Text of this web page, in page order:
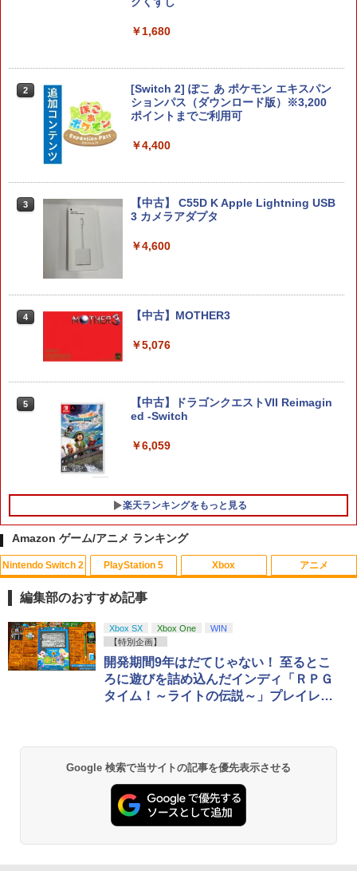
h 2 Edition/Switch2【日曜日以外即日発
送】※レターパック全国送料無料
-AAABA
ンス Switch2版(【初回封入特典】魔導
し騎士のスタートダッシュパック)
ィルム switch2 フィルム Switch2 ガラ
可 透明 ブルーライト カット 99％ FIRM
E
￥1,000
JDM：ジャパニーズドリフトマスター
スーパーボンバーマン コレクション PS5
【特典】METAL GEAR SOLID : MASTE
￥5,930
￥1,680
2
[Switch 2] ぽこ あ ポケモン エキスパン
ションパス（ダウンロード版）※3,200
ポイントまでご利用可
￥4,400
3
【中古】 C55D K Apple Lightning USB
3 カメラアダプタ
￥4,600
4 【中古】MOTHER3
￥5,076
5
【中古】ドラゴンクエストVII Reimagin
ed -Switch
￥6,059
楽天ランキングをもっと見る
1
【中古】 バグズ・ライフ [レンタル落ち]
[Blu-ray] [ブルーレイ]
【中古】 レミーのおいしいレストラン
[レンタル落ち] [Blu-ray] [ブルーレイ]
【中古】ファインディング ニモ＋ファイ
ンディング ドリー（2枚セット）ブルー
レイディスク〔レンタル落ち〕 レンタル
落ち 中古 Blu-ray ブルーレイ
Amazon ゲーム/アニメ ランキング
Nintendo Switch 2
1
スプラトゥーン レイダース|オンライン
コード版
￥5,832
￥6,455
PlayStation 5
1
PlayStation 5 デジタル・エディション
日本語専用 Console Language: Japan
ese only (CFI-2200B01)
￥55,000
2
￥7,286
Xbox
1
【純正品】Xbox ワイヤレス コントロー
ラー + USB-C® ケーブル
￥8,300
￥5,000
3
【純正品】Xbox ワイヤレス コントロー
アニメ
1
【Amazon.co.jp限定】劇場版モノノ怪
第三章 蛇神 (Amazon.co.jp限定オリジ
ナル三方背収納ケース付きコレクション)
(オリジナル特典:オリジナル巾着＋メー
カー特典:【坤と離】二振りの剣、十翼よ
り来たる！スタジオ描き下ろしイラスト
劇場版「鬼滅の刃」無限城編 第一章 猗
窩座再来 通常版 [Blu-ray]
編集部のおすすめ記事
Xbox SX Xbox One
WIN
【特別企画】
開発期間9年はだてじゃない！ 至るとこ
ろに遊びを詰め込んだインディ「ＲＰＧ
タイム！～ライトの伝説～」プレイレポ
Google 検索で当サイトの記事を優先表示させる